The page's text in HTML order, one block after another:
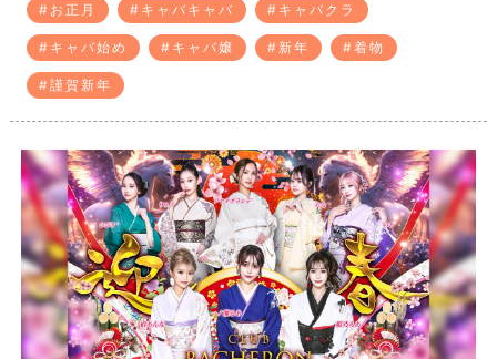
#お正月 #キャバキャバ #キャバクラ
#キャバ始め #キャバ嬢 #新年 #着物
#謹賀新年